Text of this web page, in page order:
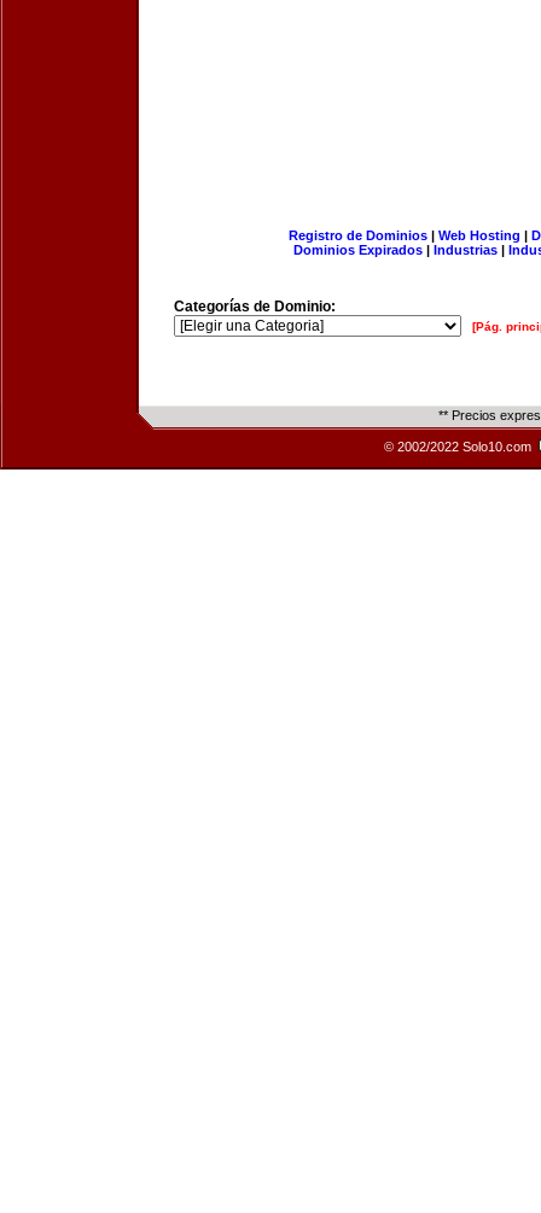
Registro de Dominios| Web Hosting |
Dominios Expirados | Industrias |
Categorías de Dominio:
[Pág.
** Precios
© 2002/2022 Solo10.com